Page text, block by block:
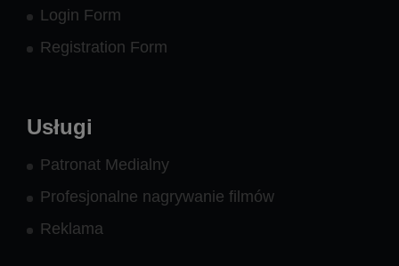
Login Form
Registration Form
Usługi
Patronat Medialny
Profesjonalne nagrywanie filmów
Reklama